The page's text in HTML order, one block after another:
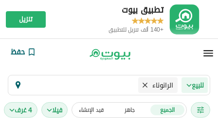
تطبيق بيوت
+140 ألف تنزيل للتطبيق
تنزيل
حفظ
للبيع الرانوناء
الجميع جاهز قيد الإنشاء فیلا 4 غرف